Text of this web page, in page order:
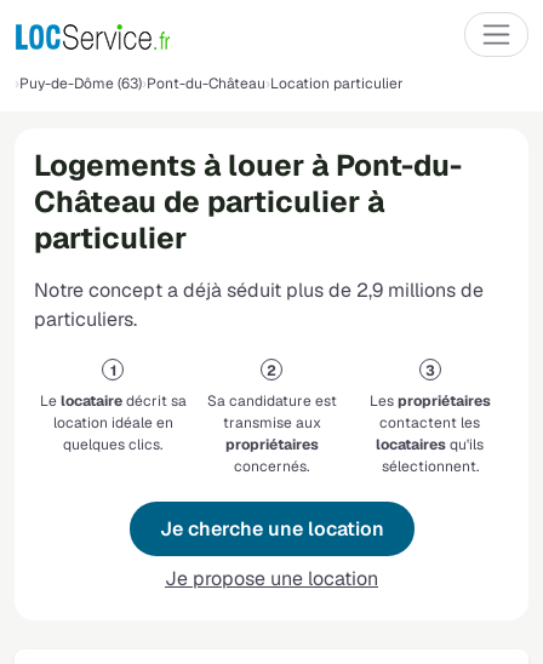
Puy-de-Dôme (63) Pont-du-Château Location particulier
Logements à louer à Pont-du-
Château de particulier à
particulier
Notre concept a déjà séduit plus de 2,9 millions de
particuliers.
Lelocatairedécrit sa
location idéale en
quelques clics.
Sa candidature est
transmise aux
propriétaires
concernés.
Lespropriétaires
contactent les
locatairesqu'ils
sélectionnent.
Je cherche une location
Je propose une location